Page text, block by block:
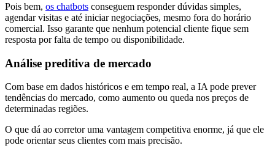
Pois bem, os chatbots conseguem responder dúvidas simples,
agendar visitas e até iniciar negociações, mesmo fora do horário
comercial. Isso garante que nenhum potencial cliente fique sem
resposta por falta de tempo ou disponibilidade.
Análise preditiva de mercado
Com base em dados históricos e em tempo real, a IA pode prever
tendências do mercado, como aumento ou queda nos preços de
determinadas regiões.
O que dá ao corretor uma vantagem competitiva enorme, já que ele
pode orientar seus clientes com mais precisão.